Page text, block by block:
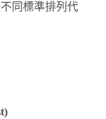
同標準排列代